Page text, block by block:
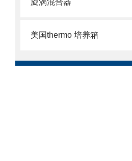
旋涡混合器
美国thermo 培养箱